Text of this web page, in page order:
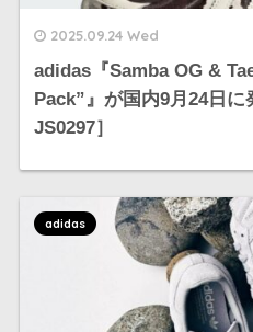
2025.09.24 Wed
adidas『Samba OG &
Pack”』が国内9月24日
JS0297］
adidas